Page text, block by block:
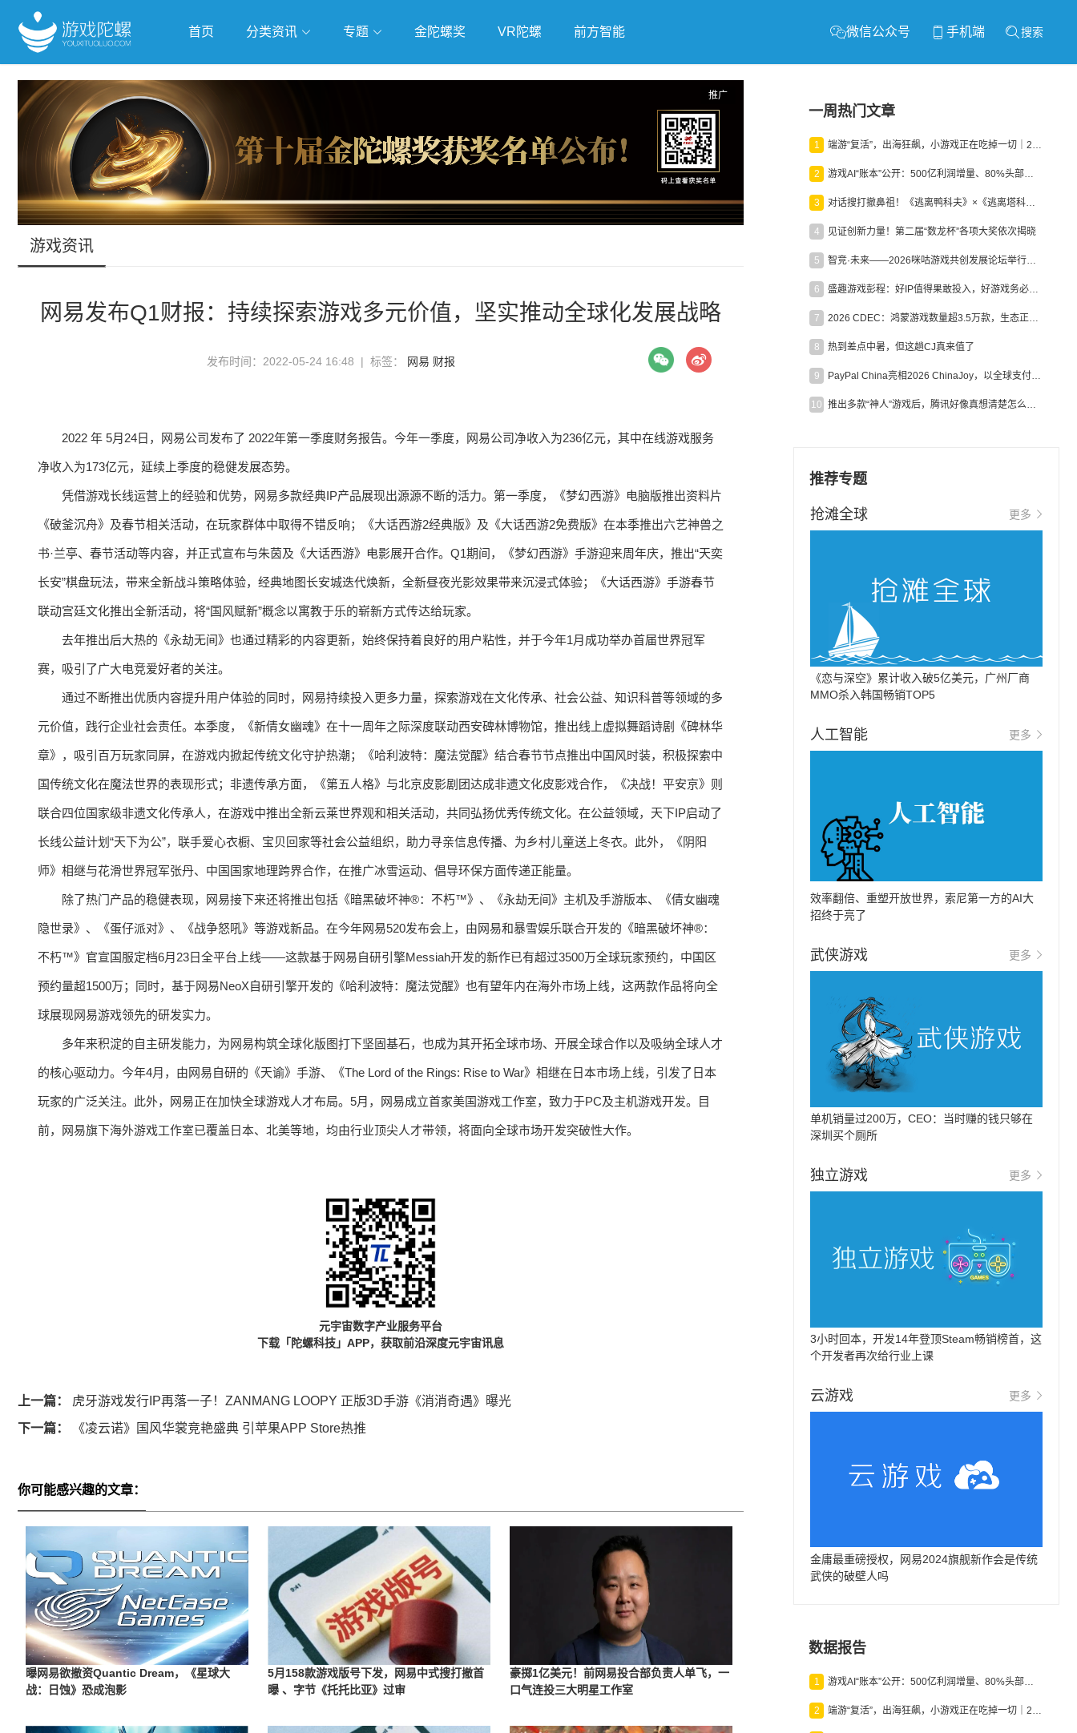
首页 分类资讯 专题
抢滩全球 人工智能 武侠游戏 独立游戏 云游戏
跨界Talk
金陀螺奖 VR陀螺 前方智能 微信公众号 手机端 搜索
推广
游戏资讯
网易发布Q1财报：持续探索游戏多元价值，坚实推动全球化发展战略
发布时间：2022-05-24 16:48 | 标签： 网易 财报
2022 年 5月24日，网易公司发布了 2022年第一季度财务报告。今年一季度，网易公司净收入为236亿元，其中在线游戏服务
净收入为173亿元，延续上季度的稳健发展态势。
凭借游戏长线运营上的经验和优势，网易多款经典IP产品展现出源源不断的活力。第一季度，《梦幻西游》电脑版推出资料片
《破釜沉舟》及春节相关活动，在玩家群体中取得不错反响；《大话西游2经典版》及《大话西游2免费版》在本季推出六艺神兽之
书·兰亭、春节活动等内容，并正式宣布与朱茵及《大话西游》电影展开合作。Q1期间，《梦幻西游》手游迎来周年庆，推出“天奕
长安”棋盘玩法，带来全新战斗策略体验，经典地图长安城迭代焕新，全新昼夜光影效果带来沉浸式体验；《大话西游》手游春节
联动宫廷文化推出全新活动，将“国风赋新”概念以寓教于乐的崭新方式传达给玩家。
去年推出后大热的《永劫无间》也通过精彩的内容更新，始终保持着良好的用户粘性，并于今年1月成功举办首届世界冠军
赛，吸引了广大电竞爱好者的关注。
通过不断推出优质内容提升用户体验的同时，网易持续投入更多力量，探索游戏在文化传承、社会公益、知识科普等领域的多
元价值，践行企业社会责任。本季度，《新倩女幽魂》在十一周年之际深度联动西安碑林博物馆，推出线上虚拟舞蹈诗剧《碑林华
章》，吸引百万玩家同屏，在游戏内掀起传统文化守护热潮；《哈利波特：魔法觉醒》结合春节节点推出中国风时装，积极探索中
国传统文化在魔法世界的表现形式；非遗传承方面，《第五人格》与北京皮影剧团达成非遗文化皮影戏合作，《决战！平安京》则
联合四位国家级非遗文化传承人，在游戏中推出全新云莱世界观和相关活动，共同弘扬优秀传统文化。在公益领域，天下IP启动了
长线公益计划“天下为公”，联手爱心衣橱、宝贝回家等社会公益组织，助力寻亲信息传播、为乡村儿童送上冬衣。此外，《阴阳
师》相继与花滑世界冠军张丹、中国国家地理跨界合作，在推广冰雪运动、倡导环保方面传递正能量。
除了热门产品的稳健表现，网易接下来还将推出包括《暗黑破坏神®：不朽™》、《永劫无间》主机及手游版本、《倩女幽魂
隐世录》、《蛋仔派对》、《战争怒吼》等游戏新品。在今年网易520发布会上，由网易和暴雪娱乐联合开发的《暗黑破坏神®：
不朽™》官宣国服定档6月23日全平台上线——这款基于网易自研引擎Messiah开发的新作已有超过3500万全球玩家预约，中国区
预约量超1500万；同时，基于网易NeoX自研引擎开发的《哈利波特：魔法觉醒》也有望年内在海外市场上线，这两款作品将向全
球展现网易游戏领先的研发实力。
多年来积淀的自主研发能力，为网易构筑全球化版图打下坚固基石，也成为其开拓全球市场、开展全球合作以及吸纳全球人才
的核心驱动力。今年4月，由网易自研的《天谕》手游、《The Lord of the Rings: Rise to War》相继在日本市场上线，引发了日本
玩家的广泛关注。此外，网易正在加快全球游戏人才布局。5月，网易成立首家美国游戏工作室，致力于PC及主机游戏开发。目
前，网易旗下海外游戏工作室已覆盖日本、北美等地，均由行业顶尖人才带领，将面向全球市场开发突破性大作。
元宇宙数字产业服务平台
下载「陀螺科技」APP，获取前沿深度元宇宙讯息
上一篇： 虎牙游戏发行IP再落一子！ZANMANG LOOPY 正版3D手游《消消奇遇》曝光
下一篇：
《凌云诺》国风华裳竞艳盛典 引苹果APP Store热推
你可能感兴趣的文章：
曝网易欲撤资Quantic Dream，《星球大
战：日蚀》恐成泡影
5月158款游戏版号下发，网易中式搜打撤首
曝 、字节《托托比亚》过审
豪掷1亿美元！前网易投合部负责人单飞，一
口气连投三大明星工作室
一周热门文章
1 端游“复活”，出海狂飙，小游戏正在吃掉一切｜2026上半年产业报告
2 游戏AI“账本”公开：500亿利润增量、80%头部入局，谁在闷声发财？
3 对话搜打撤鼻祖！《逃离鸭科夫》×《逃离塔科夫》官方线下沙龙落幕
4 见证创新力量！第二届“数龙杯”各项大奖依次揭晓
5 智竞·未来——2026咪咕游戏共创发展论坛举行：聚力精品内容、AI创作与电竞生态，共建高品质益智健康游戏社区
6 盛趣游戏彭程：好IP值得果敢投入，好游戏务必长效经营
7 2026 CDEC：鸿蒙游戏数量超3.5万款，生态正循环加速产业高质量发展
8 热到差点中暑，但这趟CJ真来值了
9 PayPal China亮相2026 ChinaJoy，以全球支付能力助力中国游戏企业深化全球运营
10 推出多款“神人”游戏后，腾讯好像真想清楚怎么做二次元了
推荐专题
抢滩全球 更多
《恋与深空》累计收入破5亿美元，广州厂商
MMO杀入韩国畅销TOP5
人工智能 更多
效率翻倍、重塑开放世界，索尼第一方的AI大
招终于亮了
武侠游戏 更多
单机销量过200万，CEO：当时赚的钱只够在
深圳买个厕所
独立游戏 更多
3小时回本，开发14年登顶Steam畅销榜首，这
个开发者再次给行业上课
云游戏 更多
金庸最重磅授权，网易2024旗舰新作会是传统
武侠的破壁人吗
数据报告
1 游戏AI“账本”公开：500亿利润增量、80%头部入局，谁在闷声发财？
2 端游“复活”，出海狂飙，小游戏正在吃掉一切｜2026上半年产业报告